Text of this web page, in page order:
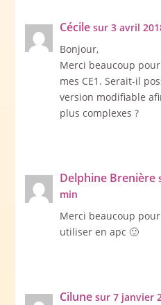
Cécile sur 3 avril
Bonjour,
Merci beaucoup
mes CE1. Serait-il
version modifiable
plus complexes ?
Delphine Brenière
min
Merci beaucoup
utiliser en apc 🙂
Cilune sur 7 janvier